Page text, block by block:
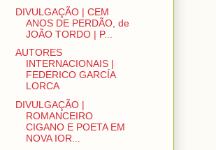
DIVULGAÇÃO | CEM
ANOS DE PERDÃO, de
JOÃO TORDO | P...
AUTORES
INTERNACIONAIS |
FEDERICO GARCÍA
LORCA
DIVULGAÇÃO |
ROMANCEIRO
CIGANO E POETA EM
NOVA IOR...